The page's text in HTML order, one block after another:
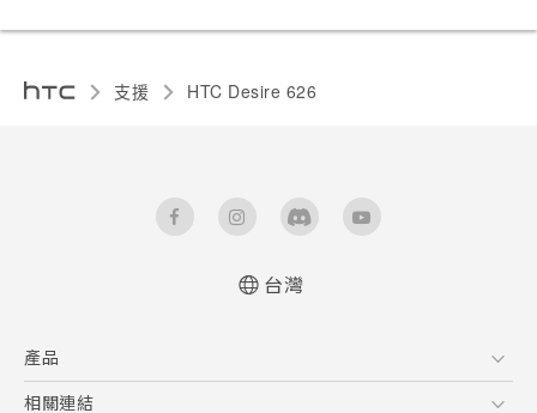
支援 HTC Desire 626‎
台灣
產品
5G
相關連結